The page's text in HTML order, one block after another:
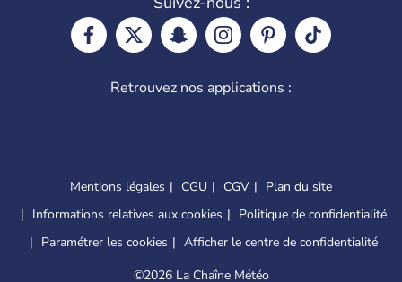
Retrouvez nos applications :
Mentions légales CGU CGV
Plan du site
Informations relatives aux cookies
Politique de confidentialité
Paramétrer les cookies
Afficher le centre de confidentialité
©2026 La Chaîne Météo